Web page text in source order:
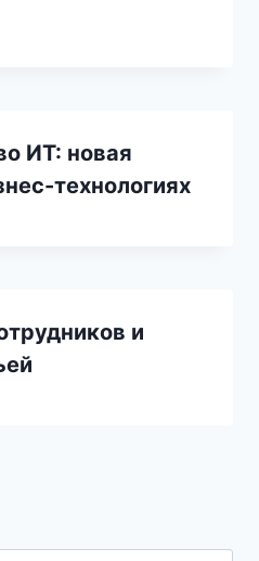
ИТ: новая
технологиях
и